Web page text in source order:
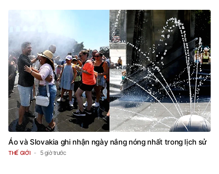
Áo và Slovakia ghi nhận ngày nắng nóng nhất trong lịch sử
THẾ GIỚI 5 giờ trước